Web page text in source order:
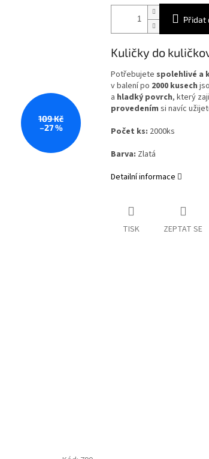
109 Kč
–27 %
Přidat
Kuličky do
Potřebujete spolehlivé a
v balení po 2000 kusech
a hladký povrch, který
provedením si navíc
Počet ks: 2000ks
Barva: Zlatá
Detailní informace
TISK ZEPTAT SE